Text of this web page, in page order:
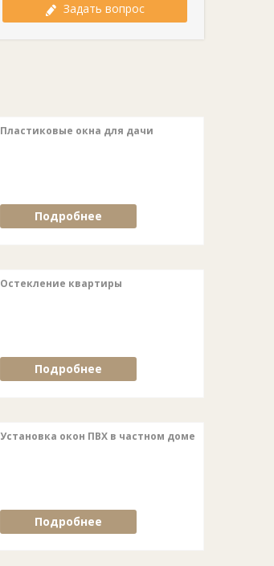
Задать вопрос
Пластиковые окна для дачи
Подробнее
Остекление квартиры
Подробнее
Установка окон ПВХ в частном доме
Подробнее